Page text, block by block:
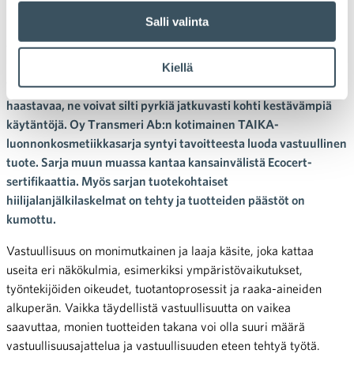
Salli valinta
Kiellä
olla suuri määrä
vastuullisuustyötä
Täydellinen vastuullisuus on yrityksille ja niiden tuotteille aina
haastavaa, ne voivat silti pyrkiä jatkuvasti kohti kestävämpiä
käytäntöjä. Oy Transmeri Ab:n kotimainen TAIKA-
luonnonkosmetiikkasarja syntyi tavoitteesta luoda vastuullinen
tuote. Sarja muun muassa kantaa kansainvälistä Ecocert-
sertifikaattia. Myös sarjan tuotekohtaiset
hiilijalanjälkilaskelmat on tehty ja tuotteiden päästöt on
kumottu.
Vastuullisuus on monimutkainen ja laaja käsite, joka kattaa
useita eri näkökulmia, esimerkiksi ympäristövaikutukset,
työntekijöiden oikeudet, tuotantoprosessit ja raaka-aineiden
alkuperän. Vaikka täydellistä vastuullisuutta on vaikea
saavuttaa, monien tuotteiden takana voi olla suuri määrä
vastuullisuusajattelua ja vastuullisuuden eteen tehtyä työtä.